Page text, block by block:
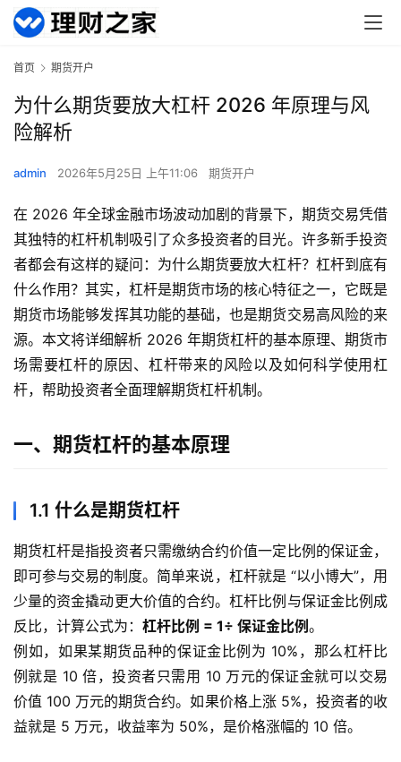
首页 期货开户
为什么期货要放大杠杆 2026 年原理与风
险解析
admin 2026年5月25日 上午11:06 期货开户
在 2026 年全球金融市场波动加剧的背景下，期货交易凭借
其独特的杠杆机制吸引了众多投资者的目光。许多新手投资
者都会有这样的疑问：为什么期货要放大杠杆？杠杆到底有
什么作用？其实，杠杆是期货市场的核心特征之一，它既是
期货市场能够发挥其功能的基础，也是期货交易高风险的来
源。本文将详细解析 2026 年期货杠杆的基本原理、期货市
场需要杠杆的原因、杠杆带来的风险以及如何科学使用杠
杆，帮助投资者全面理解期货杠杆机制。
一、期货杠杆的基本原理
1.1 什么是期货杠杆
期货杠杆是指投资者只需缴纳合约价值一定比例的保证金，
即可参与交易的制度。简单来说，杠杆就是 “以小博大”，用
少量的资金撬动更大价值的合约。杠杆比例与保证金比例成
反比，计算公式为： 杠杆比例 = 1÷ 保证金比例。
例如，如果某期货品种的保证金比例为 10%，那么杠杆比
例就是 10 倍，投资者只需用 10 万元的保证金就可以交易
价值 100 万元的期货合约。如果价格上涨 5%，投资者的收
益就是 5 万元，收益率为 50%，是价格涨幅的 10 倍。